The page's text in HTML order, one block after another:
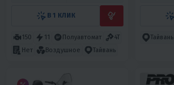
В 1 КЛИК
150 11 Полуавтомат
4T
Нет
Воздушное Тайвань
Тайвань